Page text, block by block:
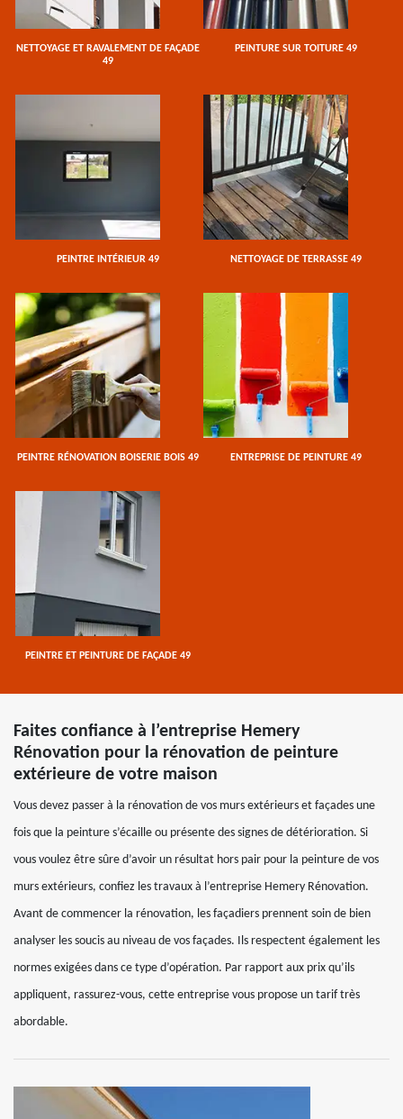
NETTOYAGE ET RAVALEMENT DE FAÇADE
49
PEINTURE SUR TOITURE 49
PEINTRE INTÉRIEUR 49 NETTOYAGE DE TERRASSE 49
PEINTRE RÉNOVATION BOISERIE BOIS 49 ENTREPRISE DE PEINTURE 49
PEINTRE ET PEINTURE DE FAÇADE 49
Faites confiance à l’entreprise Hemery
Rénovation pour la rénovation de peinture
extérieure de votre maison
Vous devez passer à la rénovation de vos murs extérieurs et façades une
fois que la peinture s’écaille ou présente des signes de détérioration. Si
vous voulez être sûre d’avoir un résultat hors pair pour la peinture de vos
murs extérieurs, confiez les travaux à l’entreprise Hemery Rénovation.
Avant de commencer la rénovation, les façadiers prennent soin de bien
analyser les soucis au niveau de vos façades. Ils respectent également les
normes exigées dans ce type d’opération. Par rapport aux prix qu’ils
appliquent, rassurez-vous, cette entreprise vous propose un tarif très
abordable.